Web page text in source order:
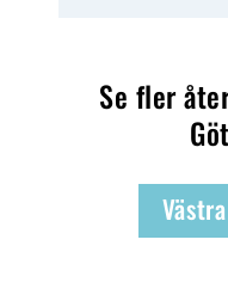
Se fler